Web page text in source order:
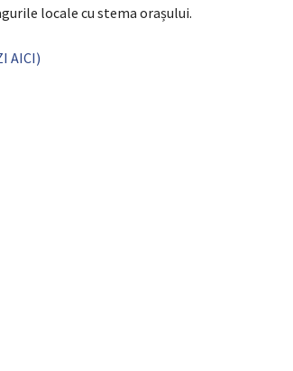
locale cu stema orașului.
AICI)